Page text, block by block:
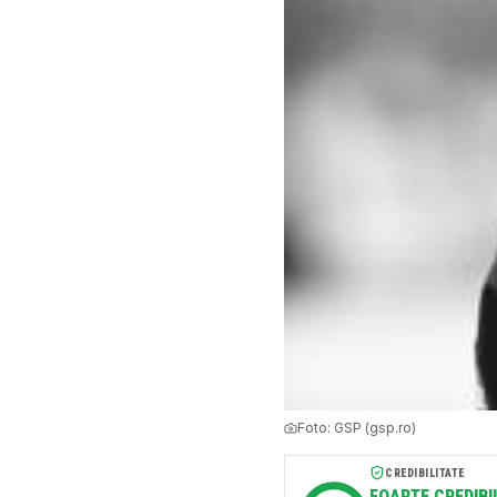
Foto: GSP (gsp.ro)
CREDIBILITATE